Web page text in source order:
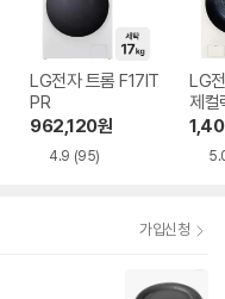
LG전자 트롬 F17IT
PR
962,120원
4.9 (95)
LG
제컬
가입신청